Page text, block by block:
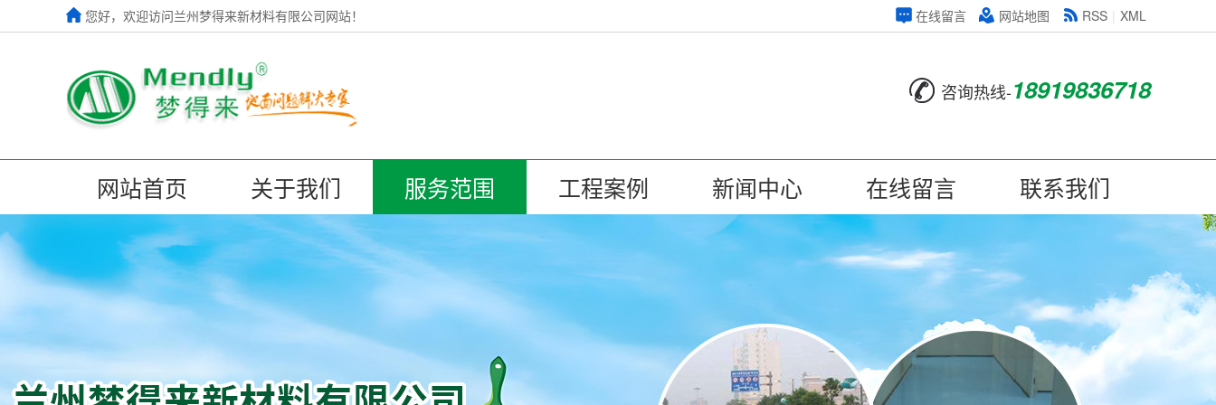
在线留言 网站地图 RSS XML
您好，欢迎访问兰州梦得来新材料有限公司网站！
咨询热线-18919836718
网站首页 关于我们 服务范围 工程案例 新闻中心 在线留言 联系我们